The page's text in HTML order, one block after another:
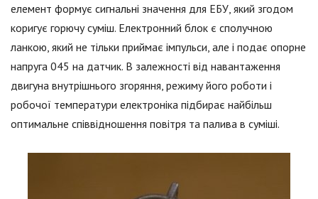
елемент формує сигнальні значення для ЕБУ, який згодом
коригує горючу суміш. Електронний блок є сполучною
ланкою, який не тільки приймає імпульси, але і подає опорне
напруга 045 на датчик. В залежності від навантаження
двигуна внутрішнього згоряння, режиму його роботи і
робочої температури електроніка підбирає найбільш
оптимальне співвідношення повітря та палива в суміші.